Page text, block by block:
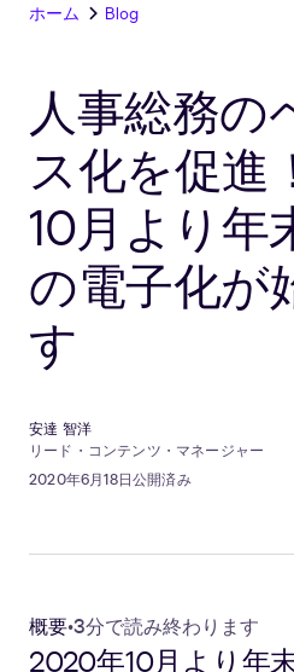
ホーム Blog
人事総務の
ス化を促進
10月より年
の電子化が
す
安達 智洋
リード・コンテンツ・マネージャー
2020年6月18日公開済み
概要•3分で読み終わります
2020年10月より年